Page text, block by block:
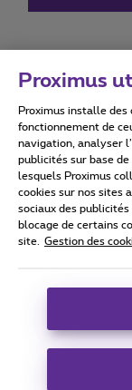
Conditions
Tous droits
Conditions
Coordonnées de
Boulevard du Roi
Proximus
Proximus installe des
fonctionnement de
navigation, analyser
publicités sur base
lesquels Proximus
cookies sur nos sites
sociaux des
blocage de certains
site.
Gestion des